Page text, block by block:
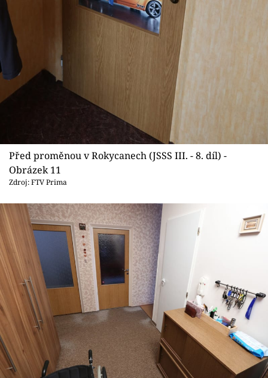
Před proměnou v Rokycanech (JSSS III. - 8. díl) -
Obrázek 11
Zdroj: FTV Prima